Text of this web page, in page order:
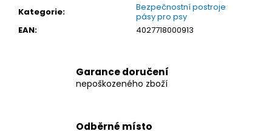
Kategorie:
Bezpečnostní postroje
pásy pro psy
EAN: 4027718000913
Garance doručení
nepoškozeného zboží
Odběrné místo
KLEINMETALL
AUTOPÁS